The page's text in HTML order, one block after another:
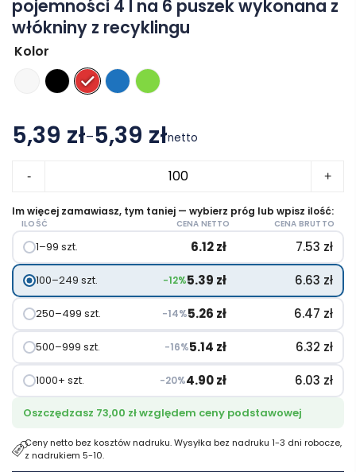
pojemności 4 l na 6 puszek wykonana z
włókniny z recyklingu
Kolor
5,39 zł–5,39 zł
cen:
6.12 zł
do
6.20 zł
netto
-
torba
termoizolacyjna
pojemności
4
na
6
puszek
wykonana
włókniny
z
+
Im więcej zamawiasz, tym taniej — wybierz próg lub wpisz ilość:
ILOŚĆ CENA NETTO CENA BRUTTO
1–99 szt. 6.12zł 7.53 zł
100–249 szt. −12%5.39 zł 6.63 zł
250–499 szt. −14%5.26 zł 6.47 zł
500–999 szt. −16%5.14 zł 6.32 zł
1000+ szt. −20%4.90zł 6.03 zł
Oszczędzasz 73,00 zł względem ceny podstawowej
Ceny netto bez kosztów nadruku. Wysyłka bez nadruku 1-3 dni robocze,
z nadrukiem 5-10.